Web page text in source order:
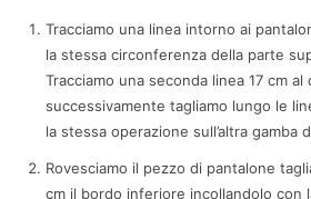
Tracciamo una linea intorno ai
la stessa circonferenza della parte
Tracciamo una seconda linea 17 cm
successivamente tagliamo lungo le
la stessa operazione sull’altra gamba
Rovesciamo il pezzo di pantalone
cm il bordo inferiore incollandolo con